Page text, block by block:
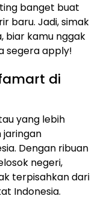
banget buat
baru. Jadi, simak
biar kamu nggak
segera apply!
di
yang lebih
jaringan
Dengan ribuan
negeri,
terpisahkan dari
Indonesia.